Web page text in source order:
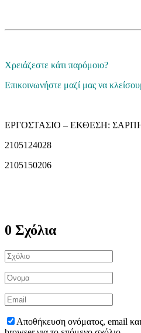
Χρειάζεστε κάτι παρόμοιο?
Επικοινωνήστε μαζί μας να
ΕΡΓΟΣΤΑΣΙΟ – ΕΚΘΕΣΗ:
2105124028
2105150206
0 Σχόλια
Αποθήκευση ονόματος, email